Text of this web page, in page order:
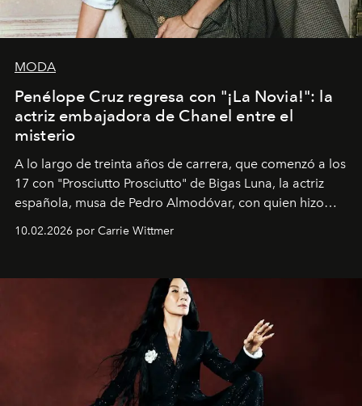
MODA
Penélope Cruz regresa con "¡La Novia!": la
actriz embajadora de Chanel entre el
misterio
A lo largo de treinta años de carrera, que comenzó a los
17 con "Prosciutto Prosciutto" de Bigas Luna, la actriz
española, musa de Pedro Almodóvar, con quien hizo
Barcelona", ha dividido su tiempo entre Europa y
dirigida por Maggie Gyllenhaal.
10.02.2026 por Carrie Wittmer